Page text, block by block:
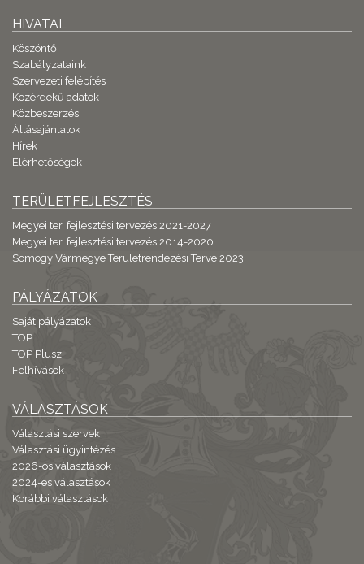
HIVATAL
Köszöntő
Szabályzataink
Szervezeti felépítés
Közérdekű adatok
Közbeszerzés
Állásajánlatok
Hírek
Elérhetőségek
TERÜLETFEJLESZTÉS
Megyei ter. fejlesztési tervezés 2021-2027
Megyei ter. fejlesztési tervezés 2014-2020
Somogy Vármegye Területrendezési Terve 2023.
PÁLYÁZATOK
Saját pályázatok
TOP
TOP Plusz
Felhívások
VÁLASZTÁSOK
Választási szervek
Választási ügyintézés
2026-os választások
2024-es választások
Korábbi választások